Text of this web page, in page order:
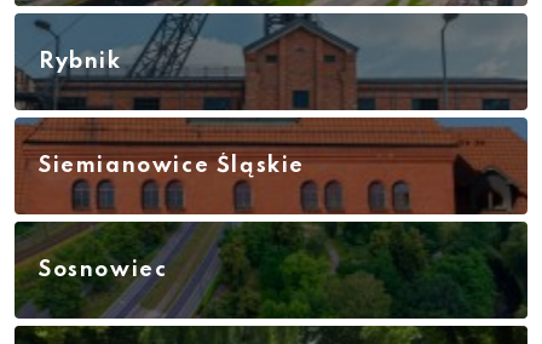
Rybnik
Siemianowice Śląskie
Sosnowiec